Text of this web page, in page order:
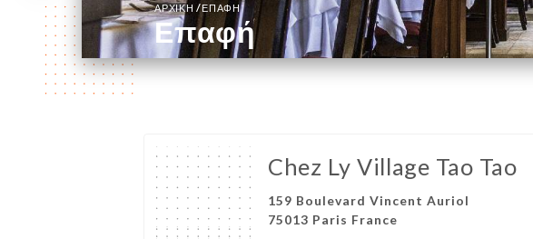
ΑΡΧΙΚΉ/ΕΠΑΦΉ
Επαφή
Chez Ly Village Tao Tao
159 Boulevard Vincent Auriol
75013 Paris France